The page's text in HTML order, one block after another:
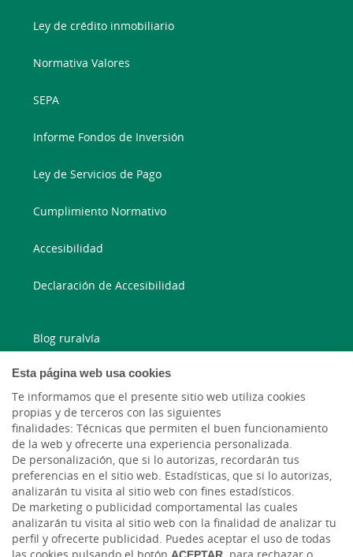
Esta página web usa cookies
Te informamos que el presente sitio web utiliza cookies
propias y de terceros con las siguientes
finalidades: Técnicas que permiten el buen funcionamiento
de la web y ofrecerte una experiencia personalizada.
De personalización, que si lo autorizas, recordarán tus
preferencias en el sitio web. Estadísticas, que si lo autorizas,
analizarán tu visita al sitio web con fines estadísticos.
De marketing o publicidad comportamental las cuales
analizarán tu visita al sitio web con la finalidad de analizar tu
perfil y ofrecerte publicidad. Puedes aceptar el uso de todas
Ley de crédito inmobiliario
Normativa Valores
SEPA
Informe Fondos de Inversión
Ley de Servicios de Pago
Cumplimiento Normativo
Accesibilidad
Declaración de Accesibilidad
Blog ruralvía
Blog Joven In
Facebook
Twitter